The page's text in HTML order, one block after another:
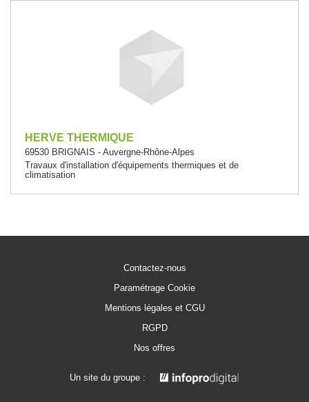
HERVE THERMIQUE
69530 BRIGNAIS - Auvergne-Rhône-Alpes
Travaux d'installation d'équipements thermiques et de
climatisation
Contactez-nous
Paramétrage Cookie
Mentions légales et CGU
RGPD
Nos offres
Un site du groupe :